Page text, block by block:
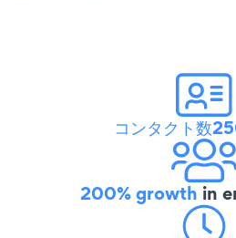
コンタクト数
200% growth in